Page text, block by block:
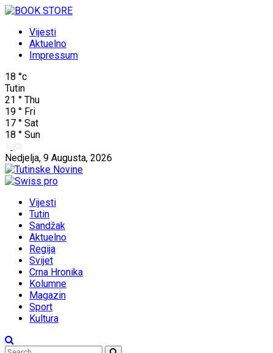
Vijesti
Aktuelno
Impressum
18 °c
Tutin
21 ° Thu
19 ° Fri
17 ° Sat
18 ° Sun
Nedjelja, 9 Augusta, 2026
Vijesti
Tutin
Sandžak
Aktuelno
Regija
Svijet
Crna Hronika
Kolumne
Magazin
Sport
Kultura